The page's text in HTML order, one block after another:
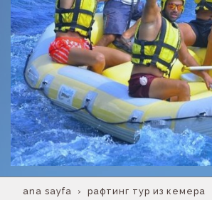
ana sayfa
рафтинг тур из кемера